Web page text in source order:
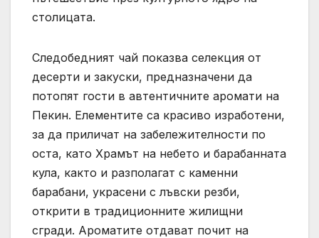
столицата.
Следобедният чай показва селекция от
десерти и закуски, предназначени да
потопят гости в автентичните аромати на
Пекин. Елементите са красиво изработени,
за да приличат на забележителности по
оста, като Храмът на небето и барабанната
кула, както и разполагат с каменни
барабани, украсени с лъвски резби,
открити в традиционните жилищни
сгради. Ароматите отдават почит на